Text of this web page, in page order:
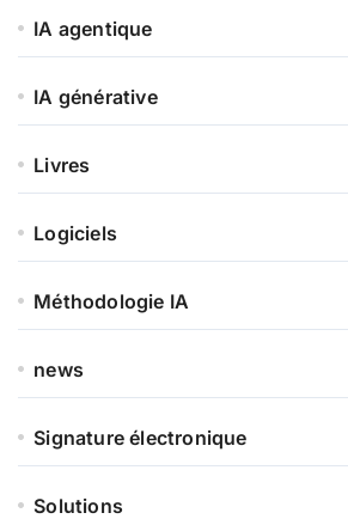
IA agentique
IA générative
Livres
Logiciels
Méthodologie IA
news
Signature électronique
Solutions